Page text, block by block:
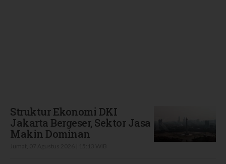
Struktur Ekonomi DKI
Jakarta Bergeser, Sektor Jasa
Makin Dominan